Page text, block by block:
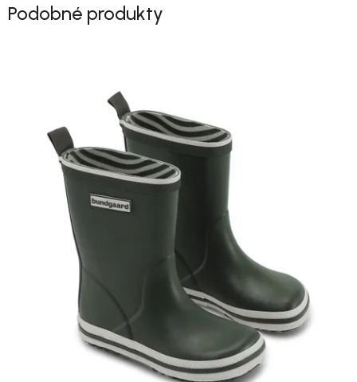
Podobné produkty